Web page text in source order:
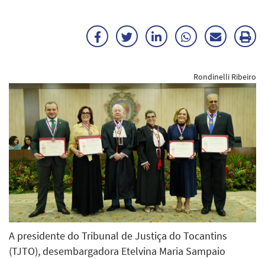
FacebookTwitterLinkedInWhatsApp
Enviar
E-
Rondinelli Ribeiro
A presidente do Tribunal de Justiça do Tocantins
(TJTO), desembargadora Etelvina Maria Sampaio